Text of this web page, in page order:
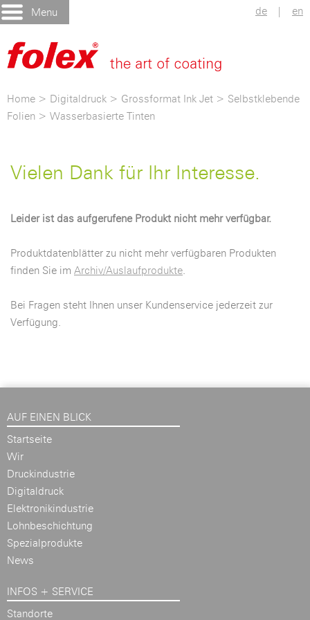
Menu de | en
Home > Digitaldruck > Grossformat Ink Jet > Selbstklebende
Folien > Wasserbasierte Tinten
Vielen Dank für Ihr Interesse.
Leider ist das aufgerufene Produkt nicht mehr verfügbar.
Produktdatenblätter zu nicht mehr verfügbaren Produkten
finden Sie im Archiv/Auslaufprodukte.
Bei Fragen steht Ihnen unser Kundenservice jederzeit zur
Verfügung.
AUF EINEN BLICK
Startseite
Wir
Druckindustrie
Digitaldruck
Elektronikindustrie
Lohnbeschichtung
Spezialprodukte
News
INFOS + SERVICE
Standorte